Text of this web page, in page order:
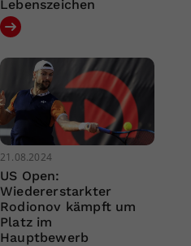
Lebenszeichen
21.08.2024
US Open:
Wiedererstarkter
Rodionov kämpft um
Platz im
Hauptbewerb